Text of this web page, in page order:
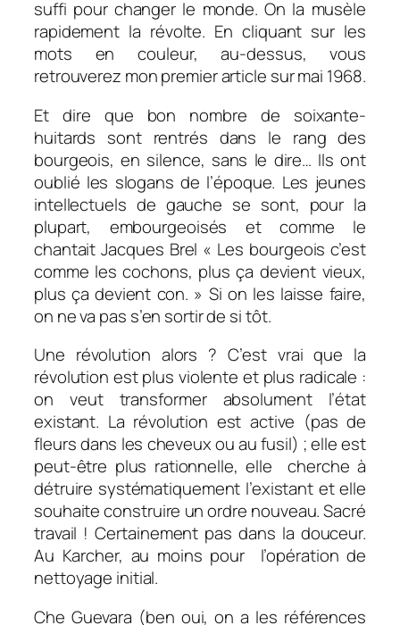
suffi pour changer le monde. On la musèle
rapidement la révolte. En cliquant sur les
mots en couleur, au-dessus, vous
retrouverez mon premier article sur mai 1968.
Et dire que bon nombre de soixante-
huitards sont rentrés dans le rang des
bourgeois, en silence, sans le dire… Ils ont
oublié les slogans de l’époque. Les jeunes
intellectuels de gauche se sont, pour la
plupart, embourgeoisés et comme le
chantait Jacques Brel « Les bourgeois c’est
comme les cochons, plus ça devient vieux,
plus ça devient con. » Si on les laisse faire,
on ne va pas s’en sortir de si tôt.
Une révolution alors ? C’est vrai que la
révolution est plus violente et plus radicale :
on veut transformer absolument l’état
existant. La révolution est active (pas de
fleurs dans les cheveux ou au fusil) ; elle est
peut-être plus rationnelle, elle cherche à
détruire systématiquement l’existant et elle
souhaite construire un ordre nouveau. Sacré
travail ! Certainement pas dans la douceur.
Au Karcher, au moins pour l’opération de
nettoyage initial.
Che Guevara (ben oui, on a les références